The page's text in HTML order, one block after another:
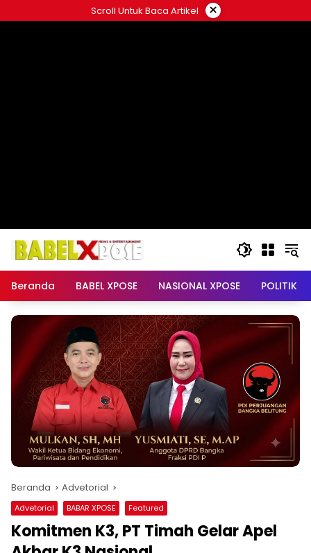
ke
Scroll Untuk Baca Artikel ×
Beranda BABEL XPOSE NASIONAL XPOSE POLITIK
Beranda Advetorial
Advetorial BABAR XPOSE
Komitmen K3, PT Timah Gelar Apel
Akbar K3 Nasional
Suthababelxpose
2 Min Baca
20 Januari 2025